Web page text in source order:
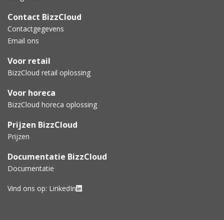
Contact BizzCloud
Contactgegevens
Email ons
Voor retail
BizzCloud retail oplossing
Voor horeca
BizzCloud horeca oplossing
Prijzen BizzCloud
Prijzen
Documentatie BizzCloud
Documentatie
Vind ons op: LinkedIn